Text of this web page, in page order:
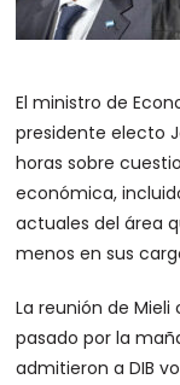
El ministro de
presidente electo
horas sobre
económica,
actuales del área
menos en sus
La reunión de
pasado por la
admitieron a DIB